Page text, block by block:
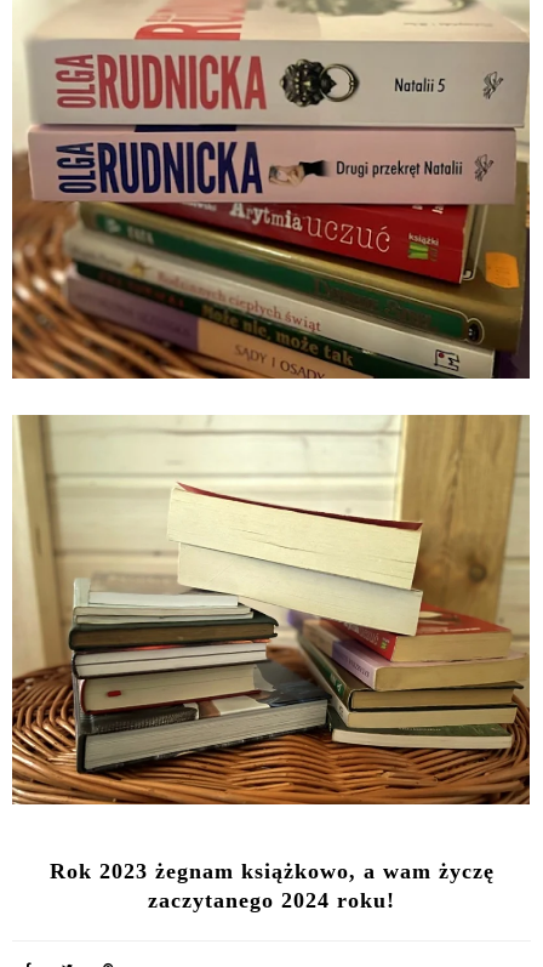
Rok 2023 żegnam książkowo, a wam życzę
zaczytanego 2024 roku!